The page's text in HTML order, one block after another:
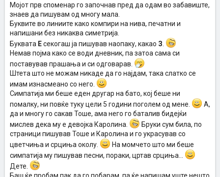
Мојот прв споменар го започнав пред да одам во забавиште,
знаев да пишувам од многу мала.
Буквите во линиите како компири на нива, печатни и
напишани без никаква симетрија.
Буквата Есекогаш ја пишував наопаку, какао З
Немав појма како се води дневник, па затоа сама си
поставував прашања и си одговарав.
Штета што не можам никаде да го најдам, така слатко се
имам изнасмеано со него.
Симпатија ми беше еден другар на бато, кој беше ни
помалку, ни повќе туку цели 5 години поголем од мене.
А,
да и многу го сакав Тоше, ама него го баталив бидејќи
мислев дека му е девојка Каролина.
Бруки сум била, по
страници пишував Тоше и Каролина и го украсував со
цветчиња и срциња околу.
На момчето што ми беше
симпатија му пишував песни, пораки, цртав срциња...
Дете.